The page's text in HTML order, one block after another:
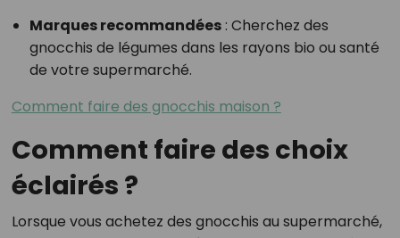
Marques recommandées: Cherchez des
gnocchis de légumes dans les rayons bio ou santé
de votre supermarché.
Comment faire des gnocchis maison ?
Comment faire des choix
éclairés ?
Lorsque vous achetez des gnocchis au supermarché,